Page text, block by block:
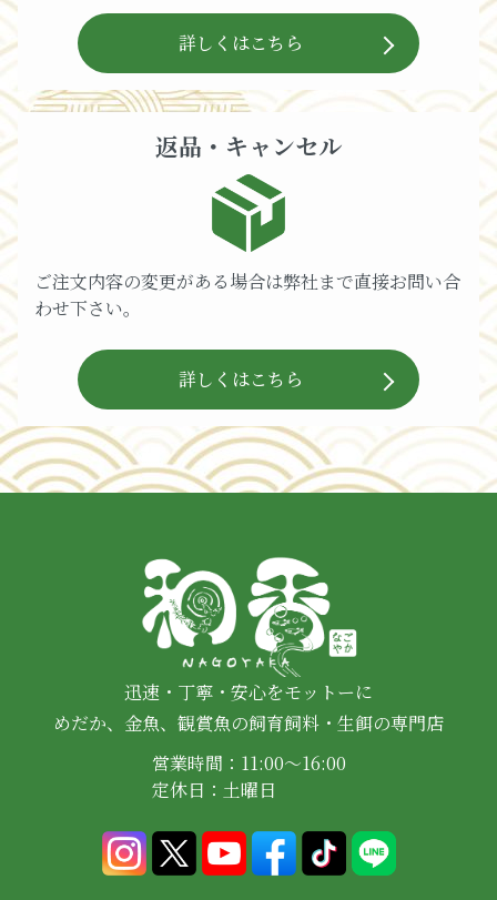
詳しくはこちら
返品・キャンセル
ご注文内容の変更がある場合は弊社まで直接お問い合
わせ下さい。
詳しくはこちら
迅速・丁寧・安心をモットーに
めだか、金魚、観賞魚の飼育飼料・生餌の専門店
営業時間：11:00～16:00
定休日：土曜日